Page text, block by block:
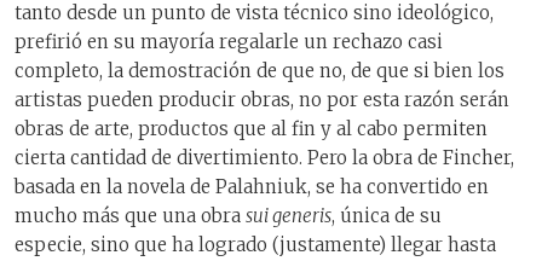
tanto desde un punto de vista técnico sino ideológico,
prefirió en su mayoría regalarle un rechazo casi
completo, la demostración de que no, de que si bien los
artistas pueden producir obras, no por esta razón serán
obras de arte, productos que al fin y al cabo permiten
cierta cantidad de divertimiento. Pero la obra de Fincher,
basada en la novela de Palahniuk, se ha convertido en
mucho más que una obra sui generis, única de su
especie, sino que ha logrado (justamente) llegar hasta